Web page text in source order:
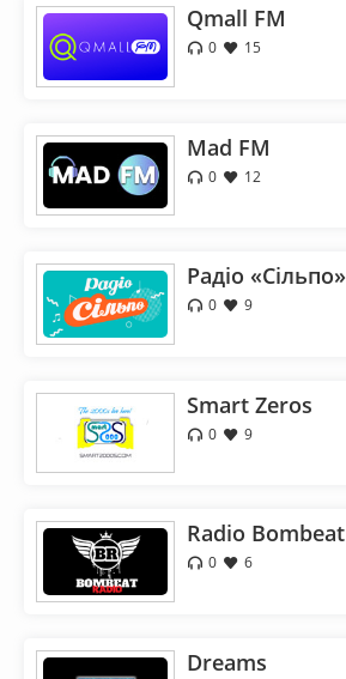
Qmall FM
0 15
Mad FM
0 12
Радіо «Сільпо»
0 9
Smart Zeros
0 9
Radio Bombeat
0 6
Dreams